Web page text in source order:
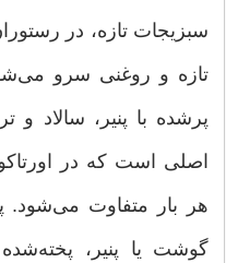
سبزیجات تازه، در
تازه و روغنی سرو
پرشده با پنیر، سالاد
هر بار متفاوت می‌شود.
گوشت یا پنیر،